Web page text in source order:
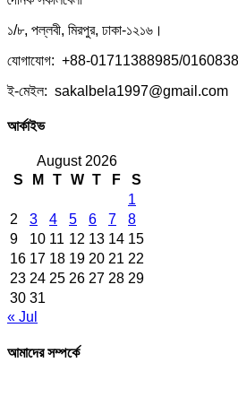
১/৮, পল্লবী, মিরপুর, ঢাকা-১২১৬।
যোগাযোগ: +88-01711388985/
ই-মেইল: sakalbela1997@gmail.com
আর্কাইভ
August 2026
S
M T W T F
S
1
2
3 4 5 6 7
8
9
10 11 12 13 14 15
16 17 18 19 20 21 22
23 24 25 26 27 28 29
30 31
« Jul
আমাদের সম্পর্কে